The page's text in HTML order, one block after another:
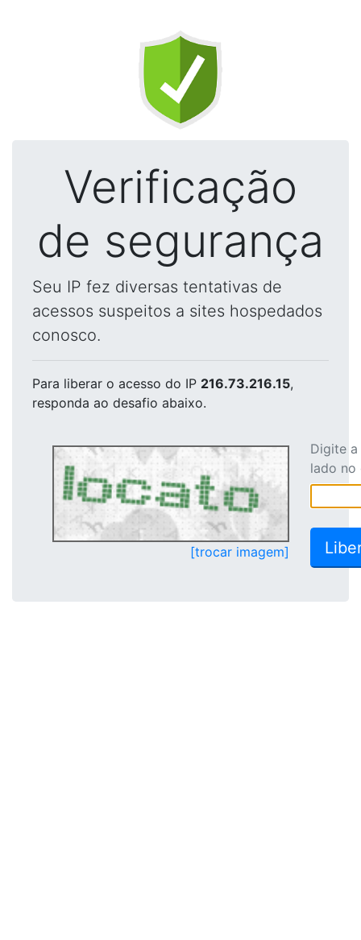
Verificação
de segurança
Seu IP fez diversas tentativas de
acessos suspeitos a sites hospedados
conosco.
Para liberar o acesso do IP 216.73.216.15,
responda ao desafio abaixo.
[trocar imagem]
Digite
lado no